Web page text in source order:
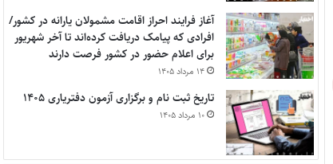
آغاز فرایند احراز اقامت مشمولان یارانه در کشور/
افرادی که پیامک دریافت کرده‌اند تا آخر شهریور
برای اعلام حضور در کشور فرصت دارند
۱۴ مرداد ۱۴۰۵
تاریخ ثبت نام و برگزاری آزمون دفتریاری ۱۴۰۵
۱۰ مرداد ۱۴۰۵